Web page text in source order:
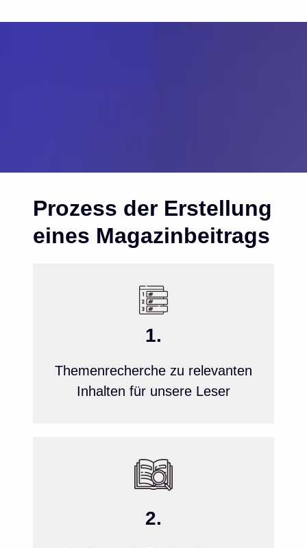
Prozess der Erstellung
eines Magazinbeitrags
1.
Themenrecherche zu relevanten
Inhalten für unsere Leser
2.